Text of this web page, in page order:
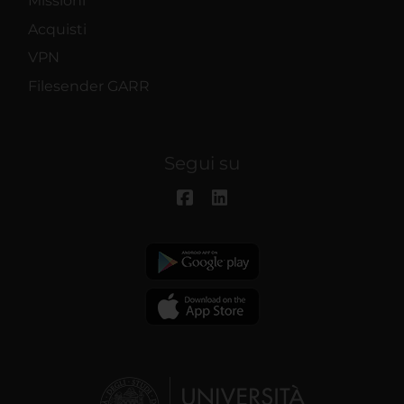
Acquisti
VPN
Filesender GARR
Segui su